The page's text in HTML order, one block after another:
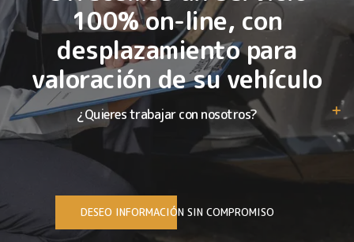
100% on-line, con
desplazamiento para
valoración de su vehículo
¿Quieres trabajar con nosotros?
DESEO INFORMACIÓN SIN COMPROMISO